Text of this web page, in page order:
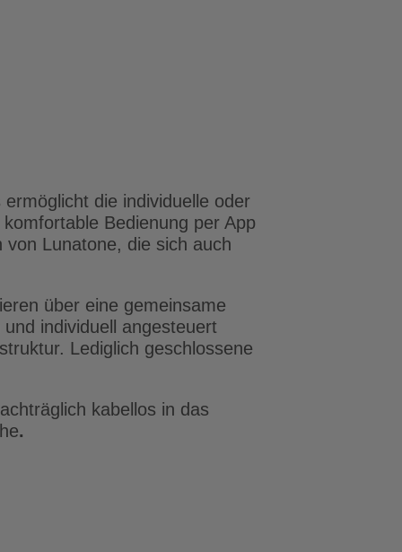
die individuelle oder
Bedienung per App
Lunatone, die sich auch
über eine gemeinsame
individuell angesteuert
Lediglich geschlossene
kabellos in das
.